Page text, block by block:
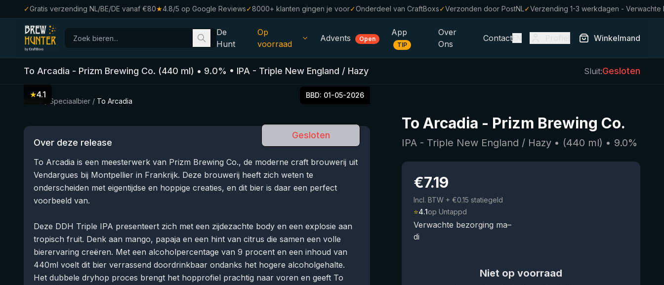
✓Gratis verzending NL/BE/DE vanaf €80★4.8/5 op Google Reviews✓8000+ klanten gingen je voor✓Onderdeel van CraftBoxs✓Verzonden door PostNL✓Verzending 1-3 werkdagen - Verwachte
De
Hunt
Op
voorraad
Alle Bieren
Cadeaubonnen
Bierpakketten
Brouwerijen
Bierstijlen
Advents Open
App
TIP
Over
Ons
Contact Winkelmand
To Arcadia - Prizm Brewing Co. (440 ml) • 9.0% • IPA - Triple New England / Hazy Sluit:Gesloten
Speciaalbier / To Arcadia
★4.1 BBD: 01-05-2026
Gesloten
Over deze release
To Arcadia is een meesterwerk van Prizm Brewing Co., de moderne craft brouwerij uit
Vendargues bij Montpellier in Frankrijk. Deze brouwerij heeft zich weten te
onderscheiden met eigentijdse en hoppige creaties, en dit bier is daar een perfect
voorbeeld van.
Deze DDH Triple IPA presenteert zich met een zijdezachte body en een explosie aan
tropisch fruit. Denk aan mango, papaja en een hint van citrus die samen een volle
bierervaring creëren. Met een alcoholpercentage van 9 procent en een inhoud van
440ml voelt dit bier verrassend doordrinkbaar ondanks het hogere alcoholgehalte.
Het dubbele dryhop proces brengt het hopprofiel prachtig naar voren en geeft To
To Arcadia - Prizm Brewing Co.
IPA - Triple New England / Hazy • (440 ml) • 9.0%
€7.19
Incl. BTW + €0.15 statiegeld
⭐4.1op Untappd
Verwachte bezorging ma–
di
Niet op voorraad